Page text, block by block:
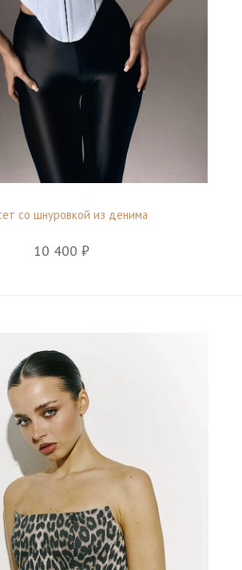
со шнуровкой из денима
10 400 ₽